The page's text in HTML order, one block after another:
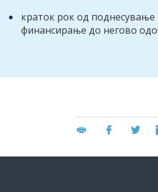
краток рок од
финансирање до негово